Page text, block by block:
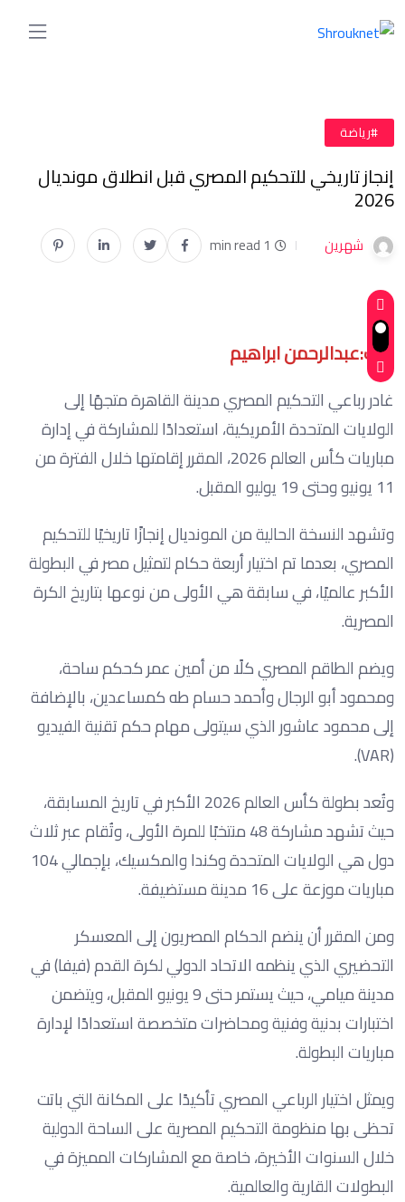
#رياضة
إنجاز تاريخي للتحكيم المصري قبل انطلاق مونديال
2026
شهرين 1 min read
كتب:عبدالرحمن ابراهيم
غادر رباعي التحكيم المصري مدينة القاهرة متجهًا إلى
الولايات المتحدة الأمريكية، استعدادًا للمشاركة في إدارة
مباريات كأس العالم 2026، المقرر إقامتها خلال الفترة من
11 يونيو وحتى 19 يوليو المقبل.
وتشهد النسخة الحالية من المونديال إنجازًا تاريخيًا للتحكيم
المصري، بعدما تم اختيار أربعة حكام لتمثيل مصر في البطولة
الأكبر عالميًا، في سابقة هي الأولى من نوعها بتاريخ الكرة
المصرية.
ويضم الطاقم المصري كلًا من أمين عمر كحكم ساحة،
ومحمود أبو الرجال وأحمد حسام طه كمساعدين، بالإضافة
إلى محمود عاشور الذي سيتولى مهام حكم تقنية الفيديو
(VAR).
وتُعد بطولة كأس العالم 2026 الأكبر في تاريخ المسابقة،
حيث تشهد مشاركة 48 منتخبًا للمرة الأولى، وتُقام عبر ثلاث
دول هي الولايات المتحدة وكندا والمكسيك، بإجمالي 104
مباريات موزعة على 16 مدينة مستضيفة.
ومن المقرر أن ينضم الحكام المصريون إلى المعسكر
التحضيري الذي ينظمه الاتحاد الدولي لكرة القدم (فيفا) في
مدينة ميامي، حيث يستمر حتى 9 يونيو المقبل، ويتضمن
اختبارات بدنية وفنية ومحاضرات متخصصة استعدادًا لإدارة
مباريات البطولة.
ويمثل اختيار الرباعي المصري تأكيدًا على المكانة التي باتت
تحظى بها منظومة التحكيم المصرية على الساحة الدولية
خلال السنوات الأخيرة، خاصة مع المشاركات المميزة في
البطولات القارية والعالمية.